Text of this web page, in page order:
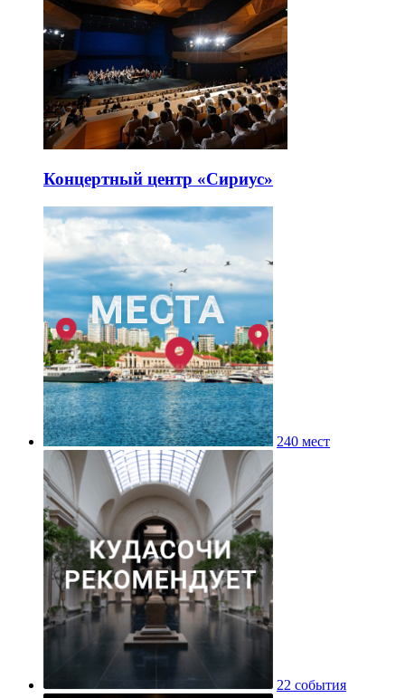
Концертный центр «Сириус»
240 мест
22 события